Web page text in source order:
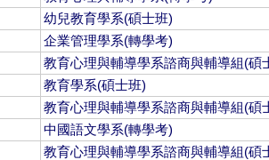
幼兒教育學系(碩士班)
企業管理學系(轉學考)
教育心理與輔導學系諮商與輔導組(碩
教育學系(碩士班)
教育心理與輔導學系諮商與輔導組(碩
中國語文學系(轉學考)
教育心理與輔導學系諮商與輔導組(碩